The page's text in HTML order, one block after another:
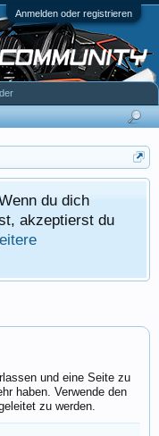
Anmelden oder registrieren
du dich
akzeptierst du
und eine Seite zu
haben. Verwende den
zu werden.